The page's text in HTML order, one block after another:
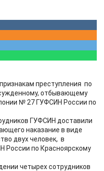
преступления по
отбывающему
№ 27 ГУФСИН России по
ГУФСИН доставили
наказание в виде
двух человек, в
России по Красноярскому
четырех сотрудников